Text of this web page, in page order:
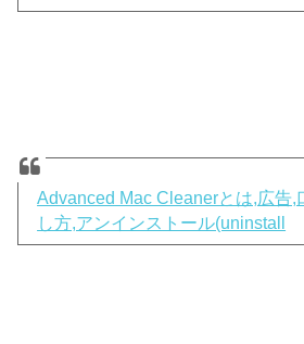
Advanced Mac Cleanerとは,広告,
し方,アンインストール(uninstall